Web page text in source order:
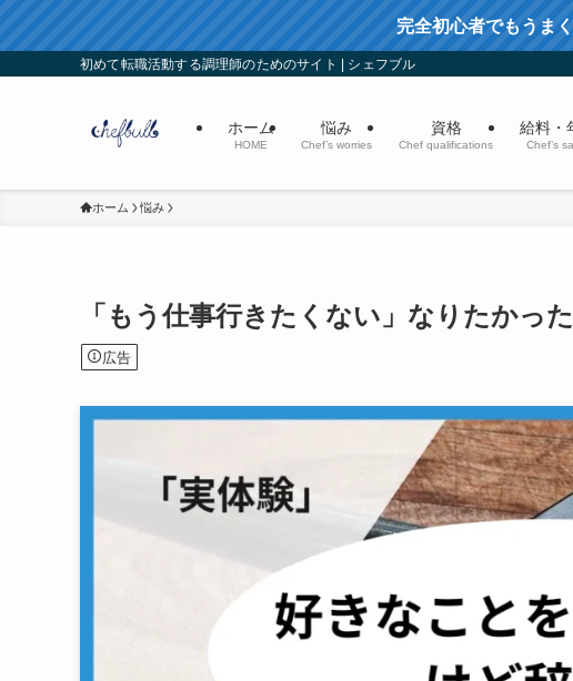
完全初心者でもうま
初めて転職活動する調理師のためのサイト | シェフブル
ホーム
HOME
悩み
Chef’s worries
資格
Chef qualifications
給料・
Chef’s
ホーム 悩み
「もう仕事行きたくない」なりたかっ
広告